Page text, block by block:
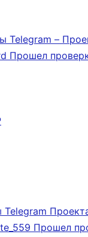
Telegram –
Прошел
Telegram
Прошел